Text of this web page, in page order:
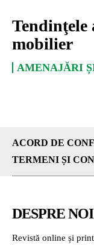
Tendinţele
mobilier
AMENAJĂRI
ACORD DE
TERMENI ȘI
DESPRE NOI
Revistă online și